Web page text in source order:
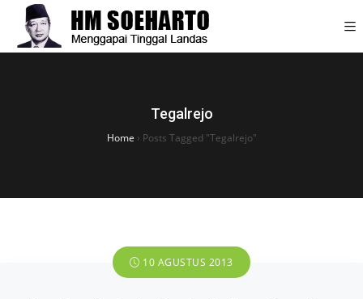
Tegalrejo
Home › Posts Tagged "Tegalrejo"
10 AGUSTUS 2013